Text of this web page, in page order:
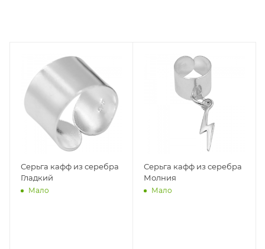
Серьга кафф из серебра
Гладкий
Мало
Серьга кафф из серебра
Молния
Мало